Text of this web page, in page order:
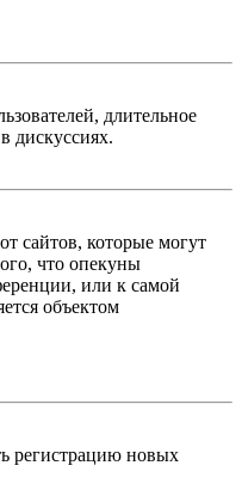
длительное
дискуссиях.
сайтов, которые могут
что опекуны
или к самой
объектом
регистрацию новых